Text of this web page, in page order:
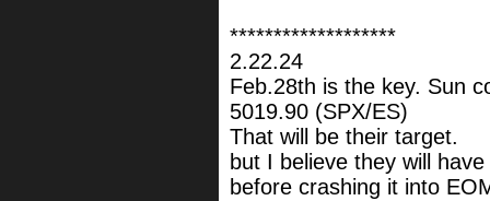
*******************
2.22.24
Feb.28th is the key. Sun
5019.90 (SPX/ES)
That will be their target.
but I believe they will
before crashing it into